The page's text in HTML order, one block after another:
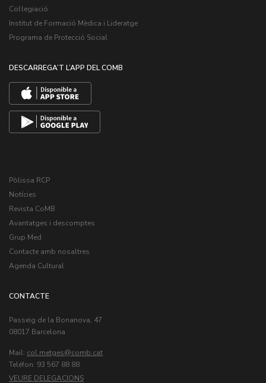
Col·legiació
Institut de Formació Mèdica i Lideratge
Programa de Protecció Social
DESCARREGA’T L’APP DEL COMB
Pòlissa RCP
Notícies
Revista CoMB
Avantatges i descomptes
Grup Med
Contacte amb nosaltres
Agenda Cultural
CONTACTE
Passeig de la Bonanova, 47
08017 Barcelona
Mail: col.metges
Teléfon: 93 567 88 88
VEURE DELEGACIONS